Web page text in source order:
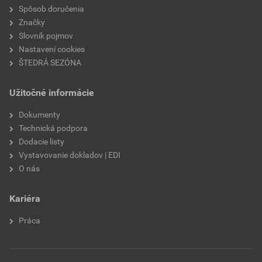
Spôsob doručenia
Značky
Slovník pojmov
Nastavení cookies
ŠTEDRÁ SEZÓNA
Užitočné informácie
Dokumenty
Technická podpora
Dodacie listy
Vystavovanie dokladov | EDI
O nás
Kariéra
Práca